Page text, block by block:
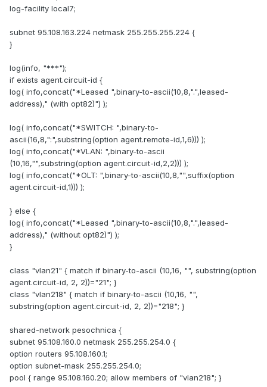
log-facility local7;
subnet 95.108.163.224 netmask 255.255.255.224 {
}
log(info, "***");
if exists agent.circuit-id {
log( info,concat("*Leased ",binary-to-ascii(10,8,".",leased-
address)," (with opt82)") );
log( info,concat("*SWITCH: ",binary-to-
ascii(16,8,":",substring(option agent.remote-id,1,6))) );
log( info,concat("*VLAN: ",binary-to-ascii
(10,16,"",substring(option agent.circuit-id,2,2))) );
log( info,concat("*OLT: ",binary-to-ascii(10,8,"",suffix(option
agent.circuit-id,1))) );
} else {
log( info,concat("*Leased ",binary-to-ascii(10,8,".",leased-
address)," (without opt82)") );
}
class "vlan21" { match if binary-to-ascii (10,16, "", substring(option
agent.circuit-id, 2, 2))="21"; }
class "vlan218" { match if binary-to-ascii (10,16, "",
substring(option agent.circuit-id, 2, 2))="218"; }
shared-network pesochnica {
subnet 95.108.160.0 netmask 255.255.254.0 {
option routers 95.108.160.1;
option subnet-mask 255.255.254.0;
pool { range 95.108.160.20; allow members of "vlan218"; }